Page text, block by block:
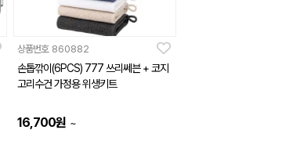
상품번호 860882
손톱깎이(6PCS) 777 쓰리쎄븐 + 코지
고리수건 가정용 위생키트
16,700원 ~